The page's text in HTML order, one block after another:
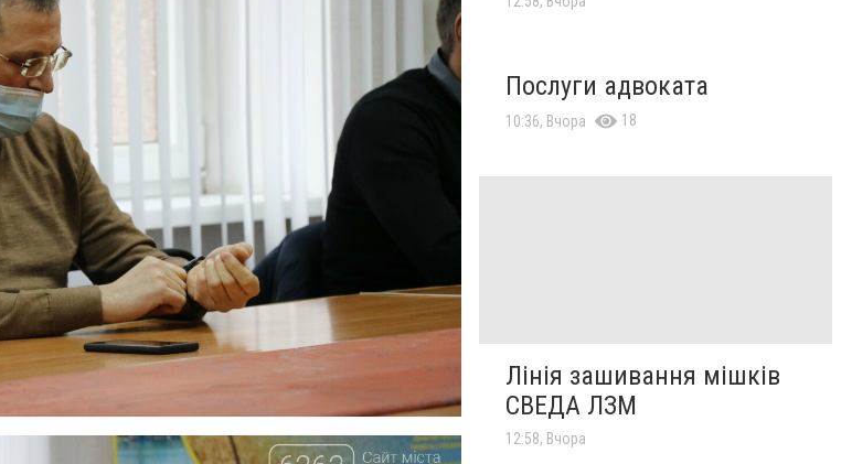
Послуги адвоката
10:36, Вчора 18
Лінія зашивання мішків
СВЕДА ЛЗМ
12:58, Вчора